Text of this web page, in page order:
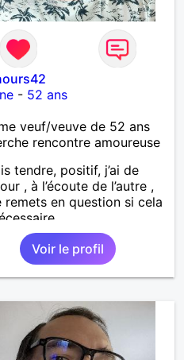
- 52 ans
veuf/veuve de 52 ans
rencontre amoureuse
tendre, positif, j’ai de
, à l’écoute de l’autre ,
remets en question si cela
Voir le profil